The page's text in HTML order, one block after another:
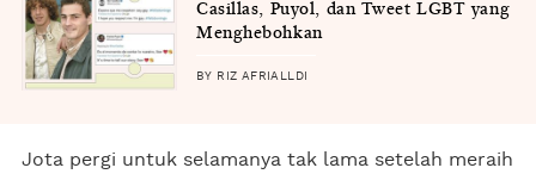
Casillas, Puyol, dan Tweet LGBT yang
Menghebohkan
BY RIZ AFRIALLDI
Jota pergi untuk selamanya tak lama setelah meraih